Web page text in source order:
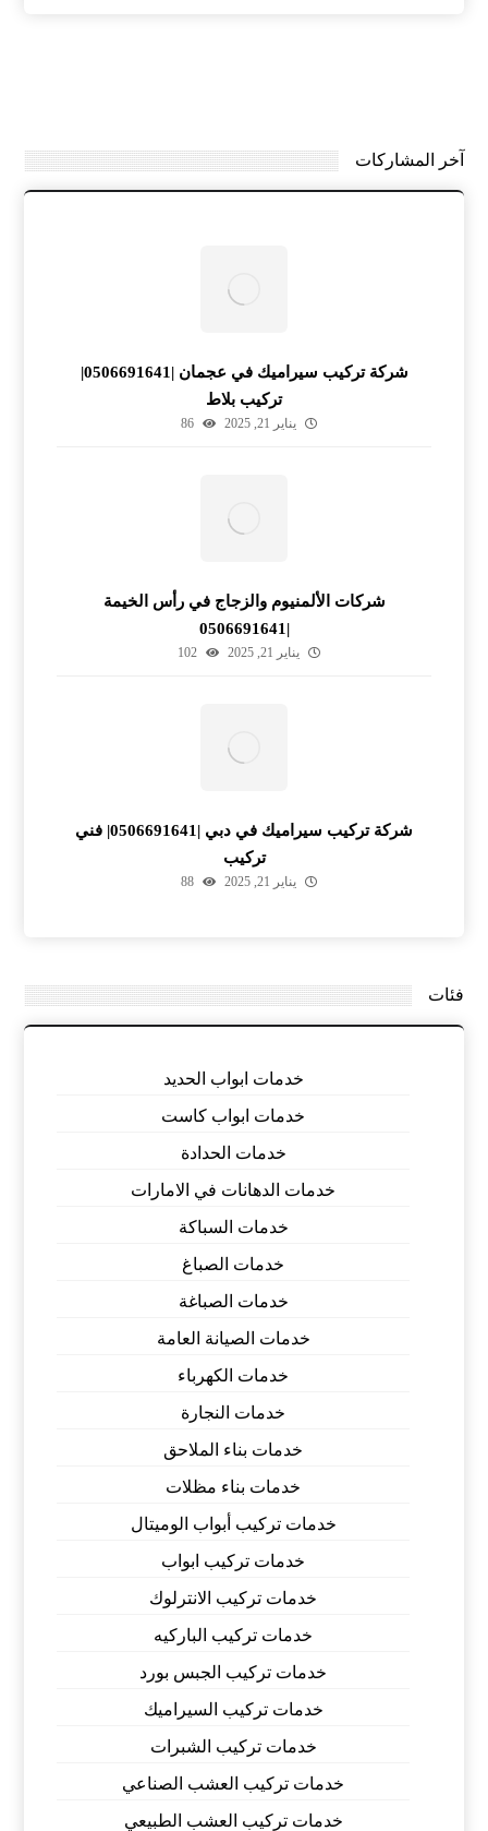
آخر المشاركات
شركة تركيب سيراميك في عجمان |0506691641|
تركيب بلاط
يناير 21, 2025 86
شركات الألمنيوم والزجاج في رأس الخيمة
|0506691641
يناير 21, 2025 102
شركة تركيب سيراميك في دبي |0506691641| فني
تركيب
يناير 21, 2025 88
فئات
خدمات ابواب الحديد
خدمات ابواب كاست
خدمات الحدادة
خدمات الدهانات في الامارات
خدمات السباكة
خدمات الصباغ
خدمات الصباغة
خدمات الصيانة العامة
خدمات الكهرباء
خدمات النجارة
خدمات بناء الملاحق
خدمات بناء مظلات
خدمات تركيب أبواب الوميتال
خدمات تركيب ابواب
خدمات تركيب الانترلوك
خدمات تركيب الباركيه
خدمات تركيب الجبس بورد
خدمات تركيب السيراميك
خدمات تركيب الشبرات
خدمات تركيب العشب الصناعي
خدمات تركيب العشب الطبيعي